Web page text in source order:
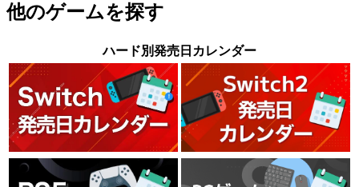
他のゲームを探す
ハード別発売日カレンダー